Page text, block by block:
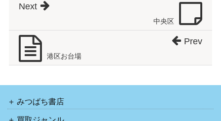
中央区
Next
港区お台場
Prev
みつばち書店